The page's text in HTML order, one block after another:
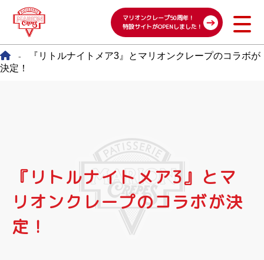
マリオンクレープ50周年！
特設サイトがOPENしました！
-
『リトルナイトメア3』とマリオンクレープのコラボが
決定！
『リトルナイトメア3』とマ
リオンクレープのコラボが決
定！